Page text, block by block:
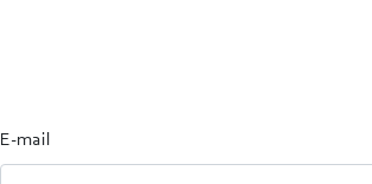
E-mail